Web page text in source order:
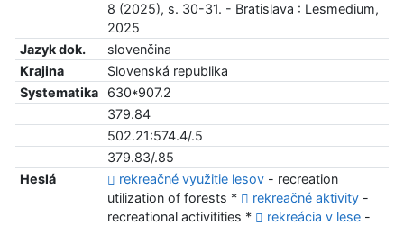
8 (2025), s. 30-31. - Bratislava : Lesmedium,
2025
Jazyk dok.
slovenčina
Krajina
Slovenská republika
Systematika
630*907.2
379.84
502.21:574.4/.5
379.83/.85
Heslá
rekreačné využitie lesov- recreation
utilization of forests *
rekreačné aktivity-
recreational activitities *
rekreácia v lese-